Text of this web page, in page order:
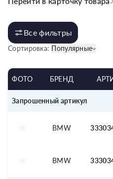
Все фильтры
Сортировка: Популярные
ФОТО БРЕНД
Запрошенный артикул
BMW
BMW